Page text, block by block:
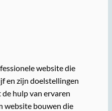
website die
en zijn doelstellingen
hulp van ervaren
website bouwen die